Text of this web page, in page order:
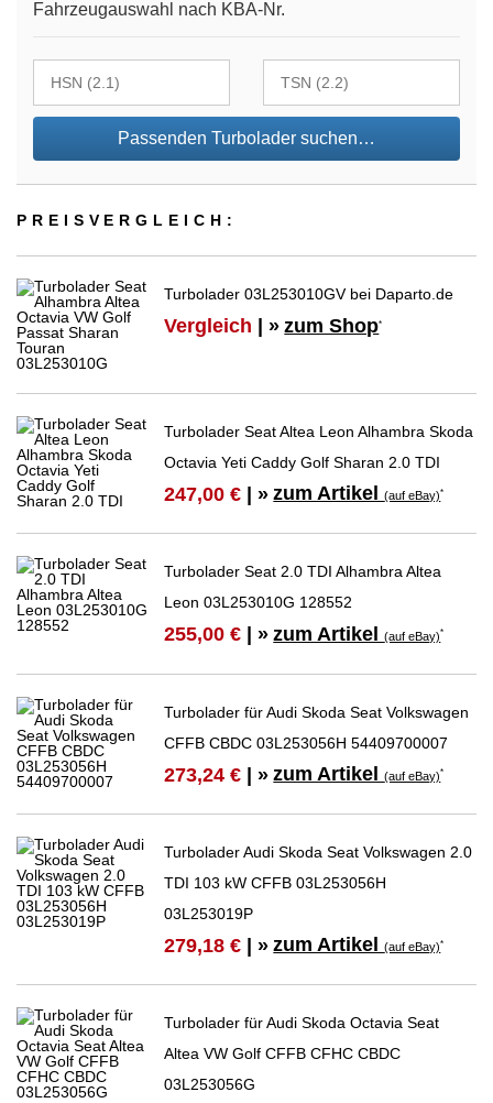
Fahrzeugauswahl nach KBA-Nr.
Passenden Turbolader suchen…
PREIS­VER­GLEICH:
Turbolader 03L253010GV bei Daparto.de
Vergleich | » zum Shop*
Turbolader Seat Altea Leon Alhambra Skoda
Octavia Yeti Caddy Golf Sharan 2.0 TDI
247,00 € | » zum Artikel(auf eBay)*
Turbolader Seat 2.0 TDI Alhambra Altea
Leon 03L253010G 128552
255,00 € | » zum Artikel(auf eBay)*
Turbolader für Audi Skoda Seat Volkswagen
CFFB CBDC 03L253056H 54409700007
273,24 € | » zum Artikel(auf eBay)*
Turbolader Audi Skoda Seat Volkswagen 2.0
TDI 103 kW CFFB 03L253056H
03L253019P
279,18 € | » zum Artikel(auf eBay)*
Turbolader für Audi Skoda Octavia Seat
Altea VW Golf CFFB CFHC CBDC
03L253056G